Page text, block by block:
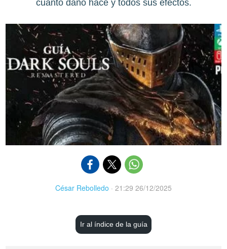
cuanto daño hace y todos sus efectos.
César Rebolledo · 21:29 26/12/2025
Ir al índice de la guía